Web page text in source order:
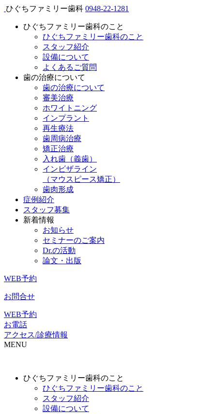
ひぐちファミリー歯科 0948-22-1281
ひぐちファミリー歯科のこと
ひぐちファミリー歯科のこと
スタッフ紹介
設備について
よくあるご質問
歯の治療について
歯の治療について
審美治療
ホワイトニング
インプラント
再生療法
歯周病治療
矯正治療
入れ歯（義歯）
インビザライン
（マウスピース矯正）
歯肉形成
症例紹介
スタッフ募集
新着情報
お知らせ
セミナーのご案内
Dr.の活動
論文・出版
WEB予約
お問合せ
WEB予約
お電話
アクセス/診療情報
MENU
ひぐちファミリー歯科のこと
ひぐちファミリー歯科のこと
スタッフ紹介
設備について